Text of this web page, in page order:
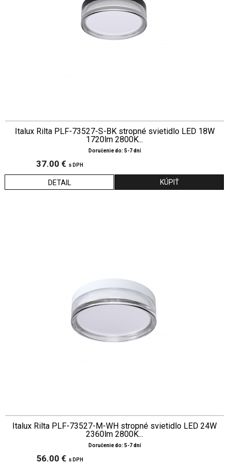
Italux Rilta PLF-73527-S-BK stropné svietidlo LED 18W
1720lm 2800K...
Doručenie do: 5-7 dní
37.00 € s DPH
DETAIL
Italux Rilta PLF-73527-M-WH stropné svietidlo LED 24W
2360lm 2800K...
Doručenie do: 5-7 dní
56.00 € s DPH